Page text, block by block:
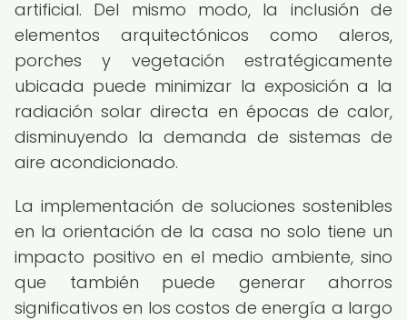
artificial. Del mismo modo, la inclusión de
elementos arquitectónicos como aleros,
porches y vegetación estratégicamente
ubicada puede minimizar la exposición a la
radiación solar directa en épocas de calor,
disminuyendo la demanda de sistemas de
aire acondicionado.
La implementación de soluciones sostenibles
en la orientación de la casa no solo tiene un
impacto positivo en el medio ambiente, sino
que también puede generar ahorros
significativos en los costos de energía a largo